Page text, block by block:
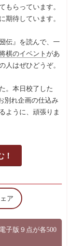
もらっています。
期待しています。
伝』を読んで、一
棋のイベントがあ
人はぜひどうぞ。
。本日校了した
別れ企画の仕込み
ように、頑張りま
！
ア
子版９点が各500